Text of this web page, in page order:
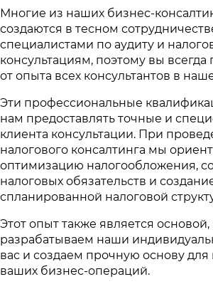
Многие из наших бизнес-
создаются в тесном
специалистами по аудиту и
консультациям, поэтому вы всегда
от опыта всех консультантов в
Эти профессиональные
нам предоставлять точные и
клиента консультации. При
налогового консалтинга мы
оптимизацию налогообложения,
налоговых обязательств и
спланированной налоговой
Этот опыт также является
разрабатываем наши
вас и создаем прочную основу
ваших бизнес-операций.